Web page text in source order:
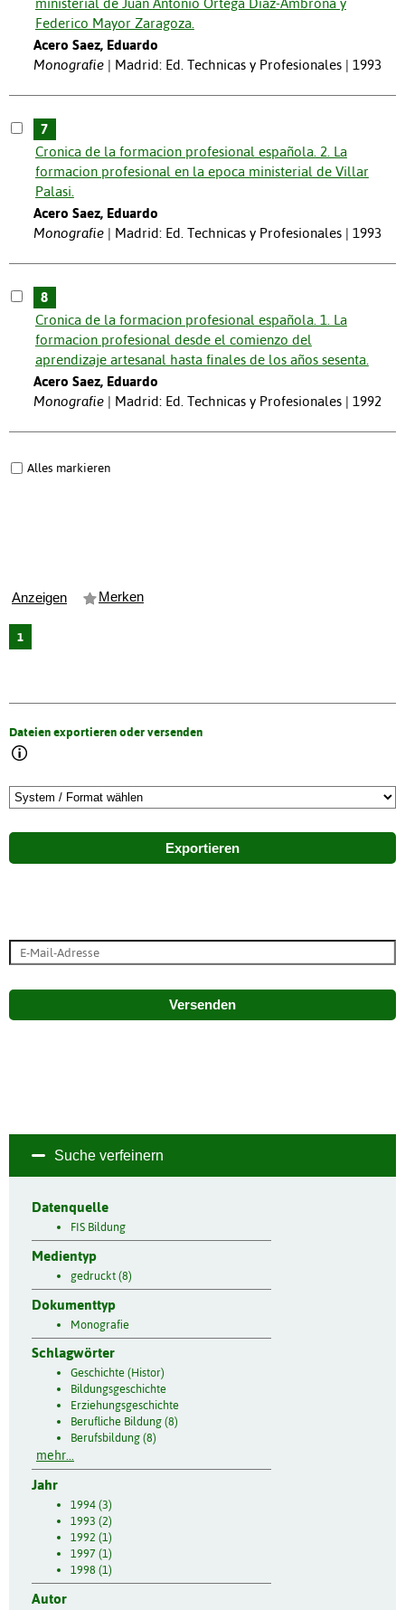
Federico Mayor Zaragoza.
Acero Saez, Eduardo
Monografie
Madrid: Ed. Technicas y Profesionales | 1993
7
Cronica de la formacion profesional española. 2. La
formacion profesional en la epoca ministerial de Villar
Palasi.
Acero Saez, Eduardo
Monografie
Madrid: Ed. Technicas y Profesionales | 1993
8
Cronica de la formacion profesional española. 1. La
formacion profesional desde el comienzo del
aprendizaje artesanal hasta finales de los años sesenta.
Acero Saez, Eduardo
Monografie
Madrid: Ed. Technicas y Profesionales | 1992
Alles markieren
Anzeigen Merken
1
Dateien exportieren oder versenden
Exportieren
Versenden
Suche verfeinern
Datenquelle
FIS Bildung
Medientyp
gedruckt (8)
Dokumenttyp
Monografie
Schlagwörter
Geschichte (Histor)
Bildungsgeschichte
Erziehungsgeschichte
Berufliche Bildung (8)
Berufsbildung (8)
mehr...
Jahr
1994 (3)
1993 (2)
1992 (1)
1997 (1)
1998 (1)
Autor